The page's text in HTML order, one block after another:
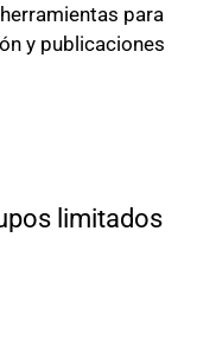
para
y publicaciones
limitados